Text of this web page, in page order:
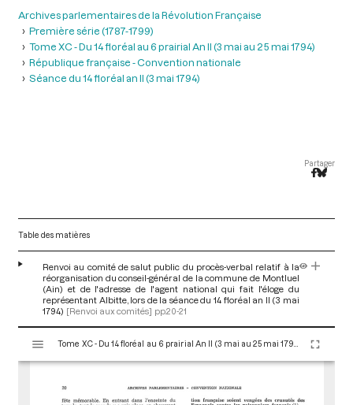
Archives parlementaires de la Révolution Française
Première série (1787-1799)
Tome XC - Du 14 floréal au 6 prairial An II (3 mai au 25 mai 1794)
République française - Convention nationale
Séance du 14 floréal an II (3 mai 1794)
Partager
Table des matières
Renvoi au comité de salut public du procès-verbal relatif à la
réorganisation du conseil-général de la commune de Montluel
(Ain) et de l'adresse de l'agent national qui fait l'éloge du
représentant Albitte, lors de la séance du 14 floréal an II (3 mai
1794) [Renvoi aux comités] pp.20-21
s